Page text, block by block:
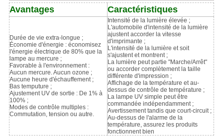
Avantages Caractéristiques
Durée de vie extra-longue ;
Économie d'énergie : économisez
l'énergie électrique de 80% que la
lampe au mercure ;
Favorable à l'environnement :
Aucun mercure. Aucun ozone ;
Aucune heure d'échauffement ;
Bas temputure ;
Ajustement UV de sortie : De 1% à
100% ;
Modes de contrôle multiples :
Commutation, tension ou autre.
Intensité de la lumière élevée ;
L'automobile d'intensité de la lumière
ajustent accorder la vitesse
d'imprimante ;
L'intensité de la lumière et soit
s'ajustent et montrent ;
La lumière peut partie "Marche/Arrêt"
ou accorder complètement la taille
différente d'impression ;
Affichage de la température et au-
dessus de contrôle de température ;
La lampe UV simple peut être
commandée indépendamment ;
Avertissement tandis que court-circuit ;
Au-dessus de l'alarme de la
température, assurez les produits
fonctionnent bien